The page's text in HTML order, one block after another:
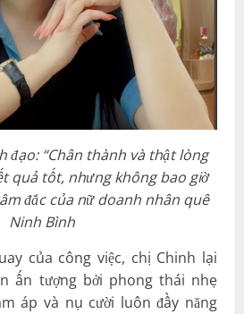
đạo: “Chân thành và thật lòng
quả tốt, nhưng không bao giờ
đắc của nữ doanh nhân quê
Ninh Bình
của công việc, chị Chinh lại
ấn tượng bởi phong thái nhẹ
áp và nụ cười luôn đầy năng